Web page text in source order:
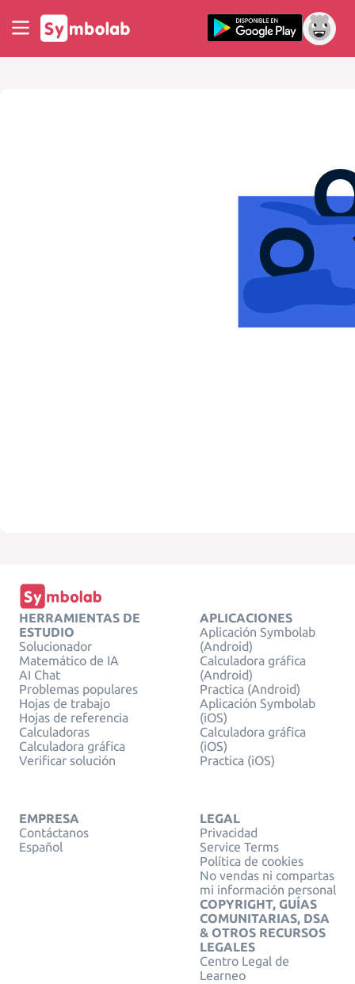
HERRAMIENTAS DE
ESTUDIO
Solucionador
Matemático de IA
AI Chat
Problemas populares
Hojas de trabajo
Hojas de referencia
Calculadoras
Calculadora gráfica
Verificar solución
APLICACIONES
Aplicación Symbolab
(Android)
Calculadora gráfica
(Android)
Practica (Android)
Aplicación Symbolab
(iOS)
Calculadora gráfica
(iOS)
Practica (iOS)
EMPRESA
Contáctanos
Español
LEGAL
Privacidad
Service Terms
Política de cookies
No vendas ni compartas
mi información personal
COPYRIGHT, GUÍAS
COMUNITARIAS, DSA
& OTROS RECURSOS
LEGALES
Centro Legal de
Learneo